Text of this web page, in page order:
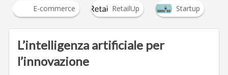
E-commerce RetailUp Startup
L’intelligenza artificiale per
l’innovazione